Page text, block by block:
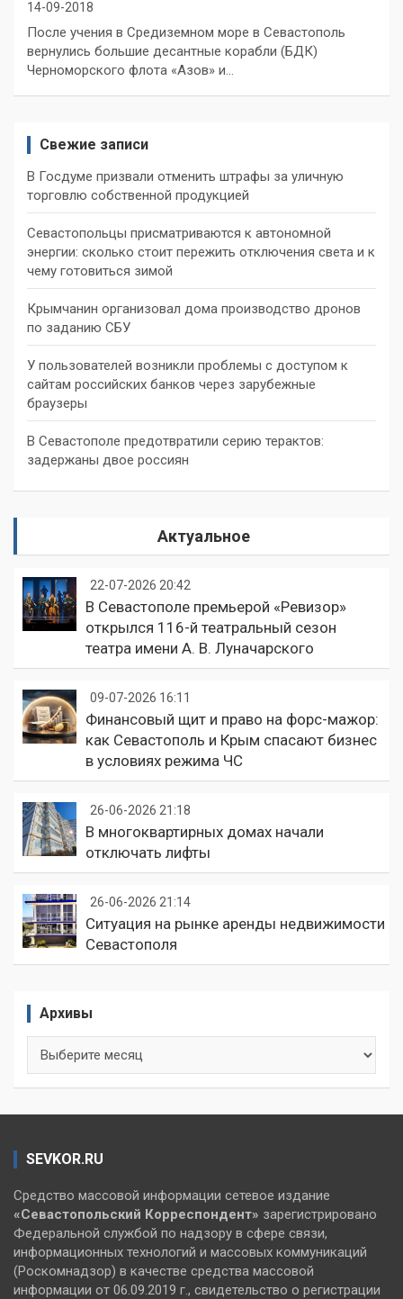
14-09-2018
После учения в Средиземном море в Севастополь
вернулись большие десантные корабли (БДК)
Черноморского флота «Азов» и…
Свежие записи
В Госдуме призвали отменить штрафы за уличную
торговлю собственной продукцией
Севастопольцы присматриваются к автономной
энергии: сколько стоит пережить отключения света и к
чему готовиться зимой
Крымчанин организовал дома производство дронов
по заданию СБУ
У пользователей возникли проблемы с доступом к
сайтам российских банков через зарубежные
браузеры
В Севастополе предотвратили серию терактов:
задержаны двое россиян
Актуальное
22-07-2026 20:42
В Севастополе премьерой «Ревизор»
открылся 116-й театральный сезон
театра имени А. В. Луначарского
09-07-2026 16:11
Финансовый щит и право на форс-мажор:
как Севастополь и Крым спасают бизнес
в условиях режима ЧС
26-06-2026 21:18
В многоквартирных домах начали
отключать лифты
26-06-2026 21:14
Ситуация на рынке аренды недвижимости
Севастополя
Архивы
SEVKOR.RU
Средство массовой информации сетевое издание
«Севастопольский Корреспондент» зарегистрировано
Федеральной службой по надзору в сфере связи,
информационных технологий и массовых коммуникаций
(Роскомнадзор) в качестве средства массовой
информации от 06.09.2019 г., свидетельство о регистрации